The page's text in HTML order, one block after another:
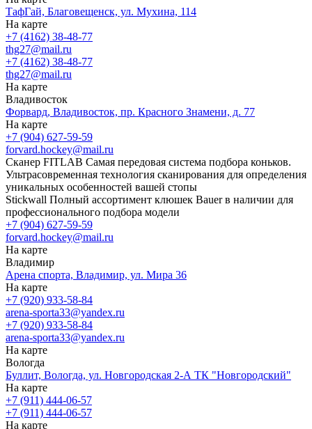
ТафГай, Благовещенск, ул. Мухина, 114
На карте
+7 (4162) 38-48-77
thg27@mail.ru
+7 (4162) 38-48-77
thg27@mail.ru
На карте
Владивосток
Форвард, Владивосток, пр. Красного Знамени, д. 77
На карте
+7 (904) 627-59-59
forvard.hockey@mail.ru
Сканер FITLAB Самая передовая система подбора коньков.
Ультрасовременная технология сканирования для определения
уникальных особенностей вашей стопы
Stickwall Полный ассортимент клюшек Bauer в наличии для
профессионального подбора модели
+7 (904) 627-59-59
forvard.hockey@mail.ru
На карте
Владимир
Арена спорта, Владимир, ул. Мира 36
На карте
+7 (920) 933-58-84
arena-sporta33@yandex.ru
+7 (920) 933-58-84
arena-sporta33@yandex.ru
На карте
Вологда
Буллит, Вологда, ул. Новгородская 2-А ТК "Новгородский"
На карте
+7 (911) 444-06-57
+7 (911) 444-06-57
На карте